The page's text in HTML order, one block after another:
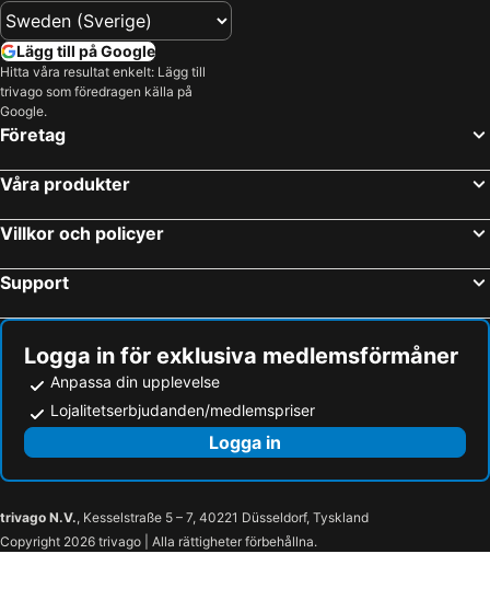
Lägg till på Google
Hitta våra resultat enkelt: Lägg till
trivago som föredragen källa på
Google.
Företag
Våra produkter
Villkor och policyer
Support
Logga in för exklusiva medlemsförmåner
Anpassa din upplevelse
Lojalitetserbjudanden/medlemspriser
Logga in
trivago N.V., Kesselstraße 5 – 7, 40221 Düsseldorf, Tyskland
Copyright 2026 trivago | Alla rättigheter förbehållna.